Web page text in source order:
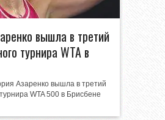
вышла в третий
турнира WTA в
Азаренко вышла в третий
WTA 500 в Брисбене